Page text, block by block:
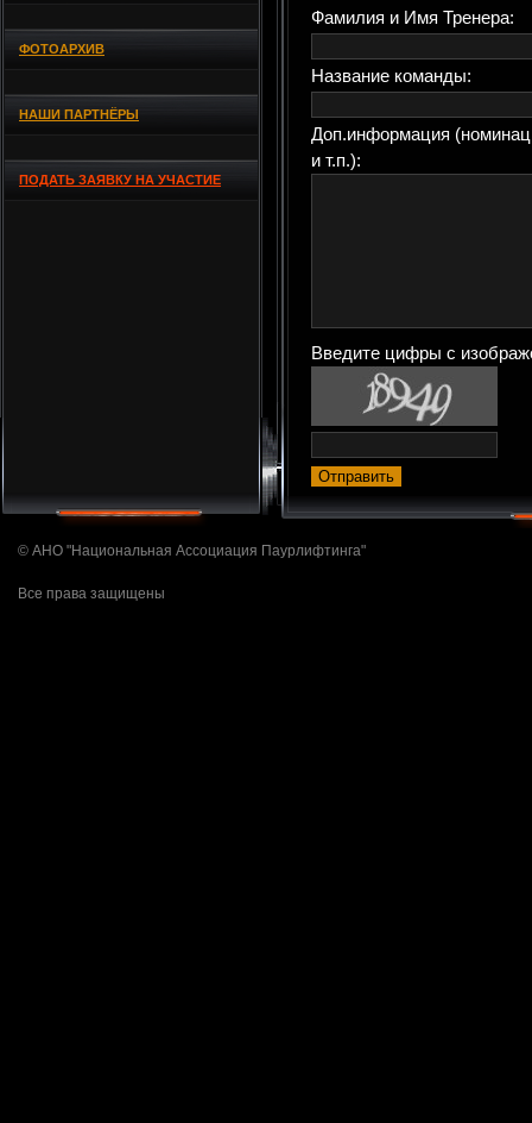
ФОТОАРХИВ
НАШИ ПАРТНЁРЫ
ПОДАТЬ ЗАЯВКУ НА УЧАСТИЕ
Фамилия и Имя Тренера:
Название команды:
Доп.информация
и т.п.):
Введите цифры с
© АНО "Национальная Ассоциация Паурлифтинга"
Все права защищены